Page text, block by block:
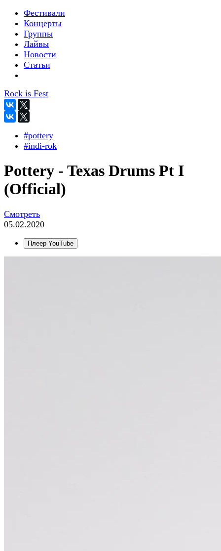
Фестивали
Концерты
Группы
Лайвы
Новости
Статьи
Rock is Fest
#pottery
#indi-rok
Pottery - Texas Drums Pt I
(Official)
Смотреть
05.02.2020
Плеер YouTube